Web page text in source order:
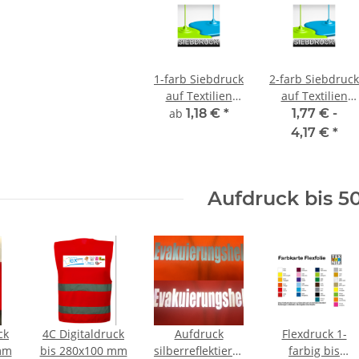
1-farb Siebdruck
auf Textilien
inkl. Film und
ab 1,18 € *
2-farb Siebdruck
auf Textilien
inkl. Film und
Sieberstellung
1,77 € -
4,17 € *
Aufdruck bis
4C Digitaldruck
bis 280x100 mm
Aufdruck
silberreflektierend
Flexdruck 1-
farbig bis